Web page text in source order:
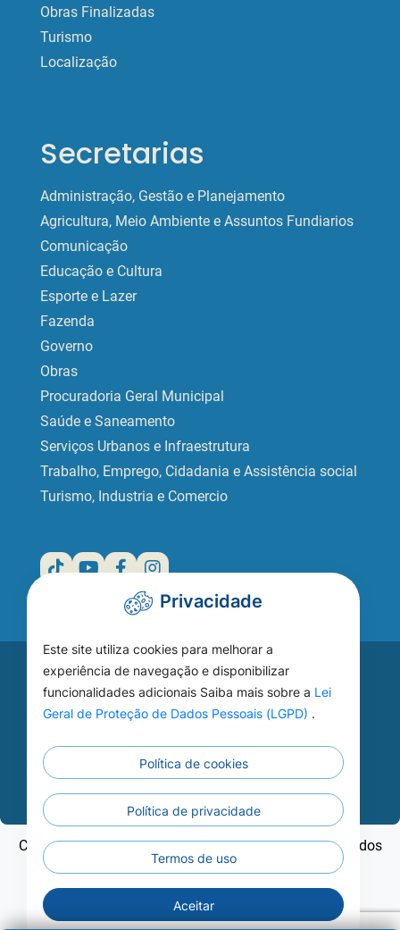
Obras Finalizadas
Turismo
Localização
Secretarias
Administração, Gestão e Planejamento
Agricultura, Meio Ambiente e Assuntos Fundiarios
Comunicação
Educação e Cultura
Esporte e Lazer
Fazenda
Governo
Obras
Procuradoria Geral Municipal
Saúde e Saneamento
Serviços Urbanos e Infraestrutura
Trabalho, Emprego, Cidadania e Assistência social
Turismo, Industria e Comercio
Acesse seu
WEBMAIL
Continuar
Copyright ©2026 - Prefeitura Municipal de Nobres - Todos
os direitos reservados
Privacidade
Este site utiliza cookies para melhorar a
experiência de navegação e disponibilizar
funcionalidades adicionais Saiba mais sobre a Lei
Geral de Proteção de Dados Pessoais (LGPD) .
Política de cookies
Política de privacidade
Termos de uso
Aceitar